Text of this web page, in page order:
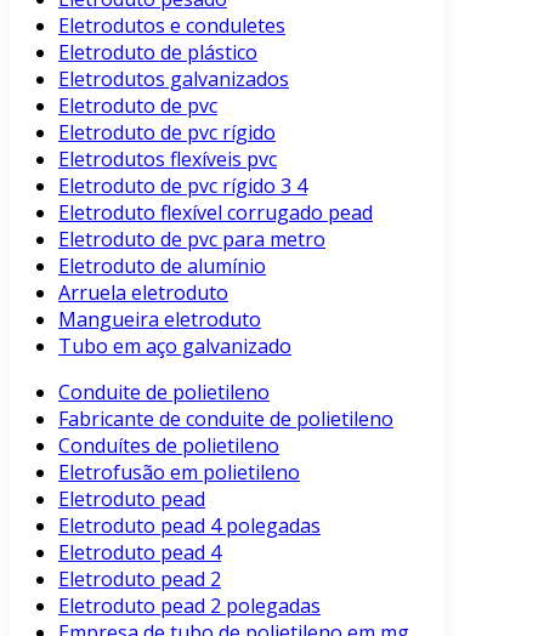
Eletrodutos e conduletes
Eletroduto de plástico
Eletrodutos galvanizados
Eletroduto de pvc
Eletroduto de pvc rígido
Eletrodutos flexíveis pvc
Eletroduto de pvc rígido 3 4
Eletroduto flexível corrugado pead
Eletroduto de pvc para metro
Eletroduto de alumínio
Arruela eletroduto
Mangueira eletroduto
Tubo em aço galvanizado
Conduite de polietileno
Fabricante de conduite de polietileno
Conduítes de polietileno
Eletrofusão em polietileno
Eletroduto pead
Eletroduto pead 4 polegadas
Eletroduto pead 4
Eletroduto pead 2
Eletroduto pead 2 polegadas